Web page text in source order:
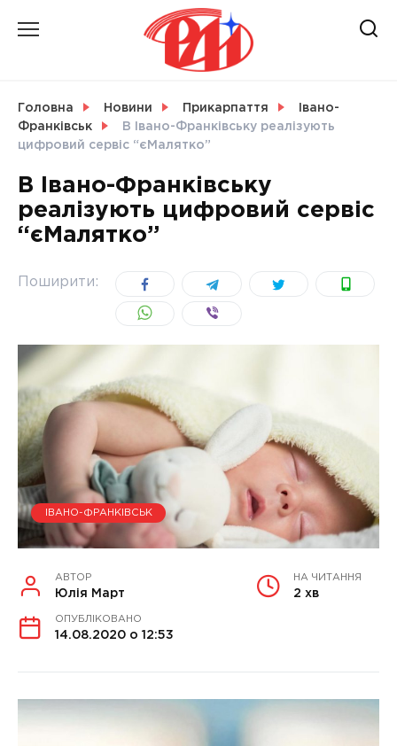
СВІТ
УКРАЇНА
Головна Новини Прикарпаття
Івано-
Франківськ
В Івано-Франківську реалізують
цифровий сервіс “єМалятко”
В Івано-Франківську
реалізують цифровий сервіс
“єМалятко”
Поширити:
ІВАНО-ФРАНКІВСЬК
АВТОР
Юлія Март
НА ЧИТАННЯ
2 хв
ОПУБЛІКОВАНО
14.08.2020 о 12:53